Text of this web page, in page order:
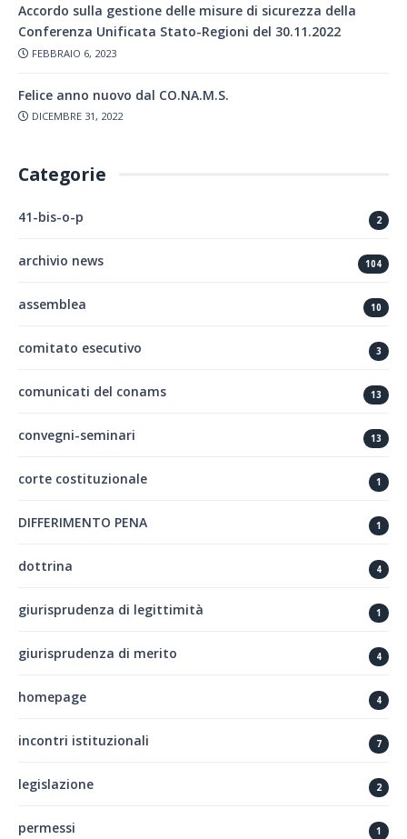
Accordo sulla gestione delle misure di sicurezza della
Conferenza Unificata Stato-Regioni del 30.11.2022
FEBBRAIO 6, 2023
Felice anno nuovo dal CO.NA.M.S.
DICEMBRE 31, 2022
Categorie
41-bis-o-p 2
archivio news 104
assemblea 10
comitato esecutivo 3
comunicati del conams 13
convegni-seminari 13
corte costituzionale 1
DIFFERIMENTO PENA 1
dottrina 4
giurisprudenza di legittimità 1
giurisprudenza di merito 4
homepage 4
incontri istituzionali 7
legislazione 2
permessi 1